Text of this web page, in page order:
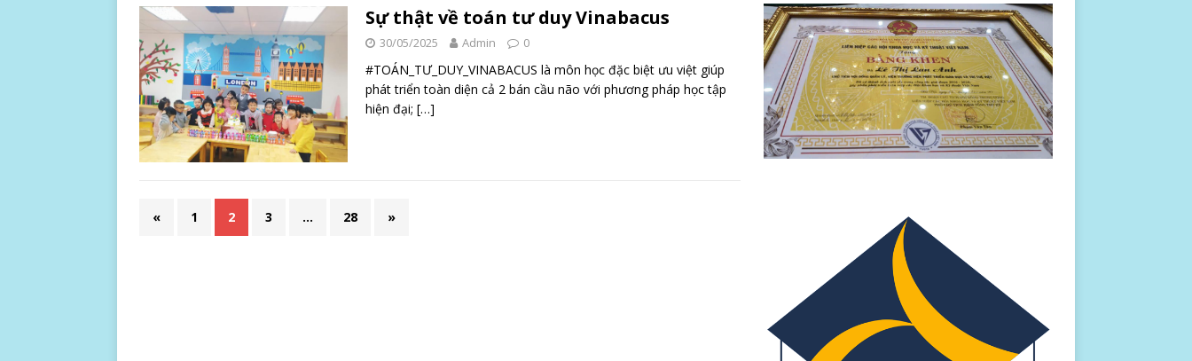
Sự thật về toán tư duy Vinabacus
30/05/2025 Admin 0
#TOÁN_TƯ_DUY_VINABACUS là môn học đặc biệt ưu việt giúp
phát triển toàn diện cả 2 bán cầu não với phương pháp học tập
hiện đại; […]
« 1 2 3 … 28 »